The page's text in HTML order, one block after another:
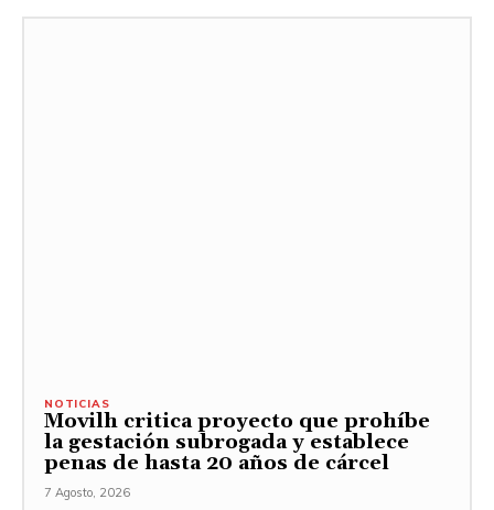
NOTICIAS
Movilh critica proyecto que prohíbe
la gestación subrogada y establece
penas de hasta 20 años de cárcel
7 Agosto, 2026